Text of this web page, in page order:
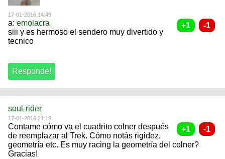
17-01-2016 14:49
a: emolacra
siii y es hermoso el sendero muy divertido y
tecnico
soul-rider
17-01-2016 21:19
Contame cómo va el cuadrito colner después
de reemplazar al Trek. Cómo notás rigidez,
geometría etc. Es muy racing la geometría del colner?
Gracias!